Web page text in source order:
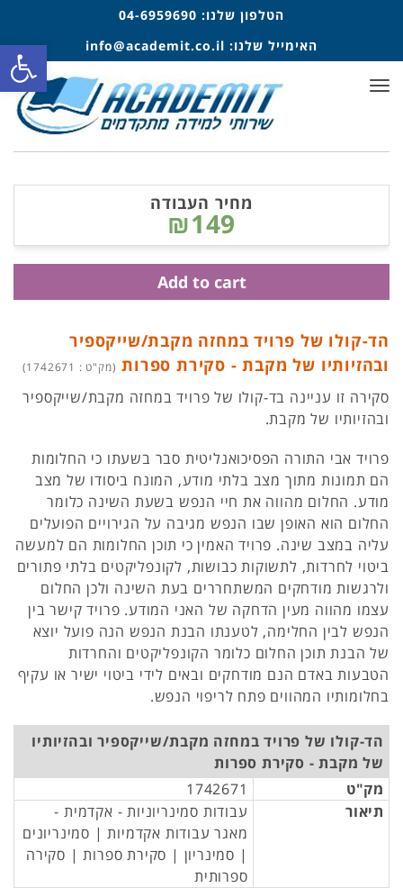
הטלפון שלנו: 04-6959690
האימייל שלנו: info@academit.co.il
תפריט
הד-קולו של פרויד במחזה מקבת/שייקספיר
ובהזיותיו של מקבת - סקירת ספרות (מק"ט : 1742671)
סקירה זו עניינה בד-קולו של פרויד במחזה מקבת/שייקספיר
ובהזיותיו של מקבת.
פרויד אבי התורה הפסיכואנליטית סבר בשעתו כי החלומות
הם תמונות מתוך מצב בלתי מודע, המונח ביסודו של מצב
מודע. החלום מהווה את חיי הנפש בשעת השינה כלומר
החלום הוא האופן שבו הנפש מגיבה על הגירויים הפועלים
עליה במצב שינה. פרויד האמין כי תוכן החלומות הם למעשה
ביטוי לחרדות, לתשוקות כבושות, לקונפליקטים בלתי פתורים
ולרגשות מודחקים המשתחררים בעת השינה ולכן החלום
עצמו מהווה מעין הדחקה של האני המודע. פרויד קישר בין
הנפש לבין החלימה, לטענתו הבנת הנפש הנה פועל יוצא
של הבנת תוכן החלום כלומר הקונפליקטים והחרדות
הטבעות באדם הנם מודחקים ובאים לידי ביטוי ישיר או עקיף
בחלומותיו המהווים פתח לריפוי הנפש.
הד-קולו של פרויד במחזה מקבת/שייקספיר ובהזיותיו
של מקבת - סקירת ספרות
מק"ט
1742671
תיאור
עבודות סמינריוניות - אקדמית -
מאגר עבודות אקדמיות | סמינריונים
| סמינריון | סקירת ספרות | סקירה
ספרותית
מחיר העבודה
₪149
Add to cart
פתח